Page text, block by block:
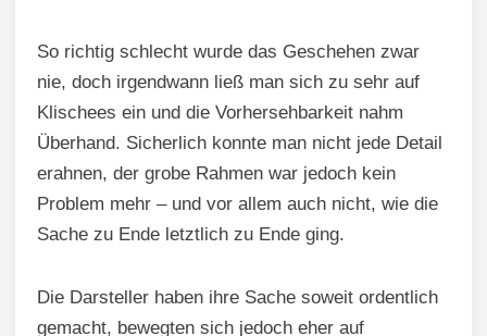
So richtig schlecht wurde das Geschehen zwar
nie, doch irgendwann ließ man sich zu sehr auf
Klischees ein und die Vorhersehbarkeit nahm
Überhand. Sicherlich konnte man nicht jede Detail
erahnen, der grobe Rahmen war jedoch kein
Problem mehr – und vor allem auch nicht, wie die
Sache zu Ende letztlich zu Ende ging.
Die Darsteller haben ihre Sache soweit ordentlich
gemacht, bewegten sich jedoch eher auf